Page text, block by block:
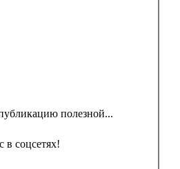
полезной...
в соцсетях!